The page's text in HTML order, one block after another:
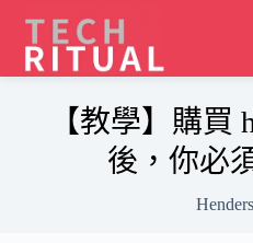
content
【教學】購買
後，你必